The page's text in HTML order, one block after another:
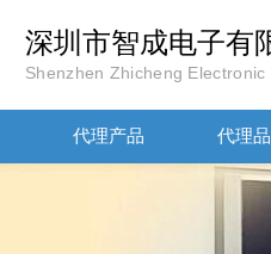
深圳市智成电子有
Shenzhen Zhicheng Electronic
代理产品 代理